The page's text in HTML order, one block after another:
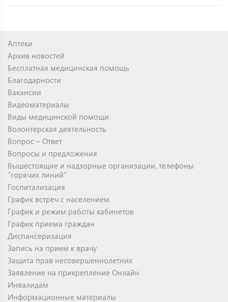
Аптеки
Архив новостей
Бесплатная медицинская помощь
Благодарности
Вакансии
Видеоматериалы
Виды медицинской помощи
Волонтерская деятельность
Вопрос – Ответ
Вопросы и предложения
Вышестоящие и надзорные организации, телефоны
"горячих линий"
Госпитализация
График встреч с населением
График и режим работы кабинетов
График приема граждан
Диспансеризация
Запись на прием к врачу
Защита прав несовершеннолетних
Заявление на прикрепление Онлайн
Инвалидам
Информационные материалы